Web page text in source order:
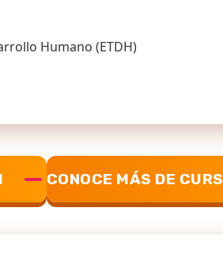
Humano (ETDH)
CONOCE MÁS DE